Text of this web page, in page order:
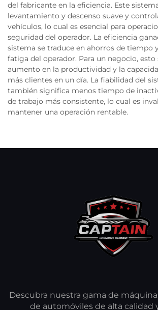
del fabricante en la eficiencia. Este
levantamiento y descenso suave y
vehículos, lo cual es esencial para
seguridad del operador. La eficiencia
sistema se traduce en ahorros de tiempo
fatiga del operador. Para un negocio,
aumento en la productividad y la
más clientes en un día. La fiabilidad del
también significa menos tiempo de
de trabajo más consistente, lo cual es
mantener una operación rentable.
Descubra nuestra gama de
de automóviles de alta calidad